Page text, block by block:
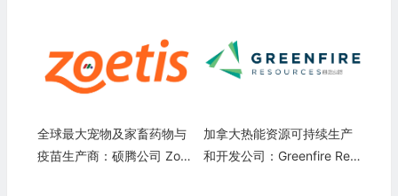
全球最大宠物及家畜药物与
疫苗生产商：硕腾公司 Zoeti
加拿大热能资源可持续生产
和开发公司：Greenfire Res